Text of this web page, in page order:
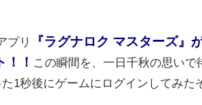
プリ 『ラグナロク マスターズ』が
！！
この瞬間を、一日千秋の思い
1秒後にゲームにログインしてみた